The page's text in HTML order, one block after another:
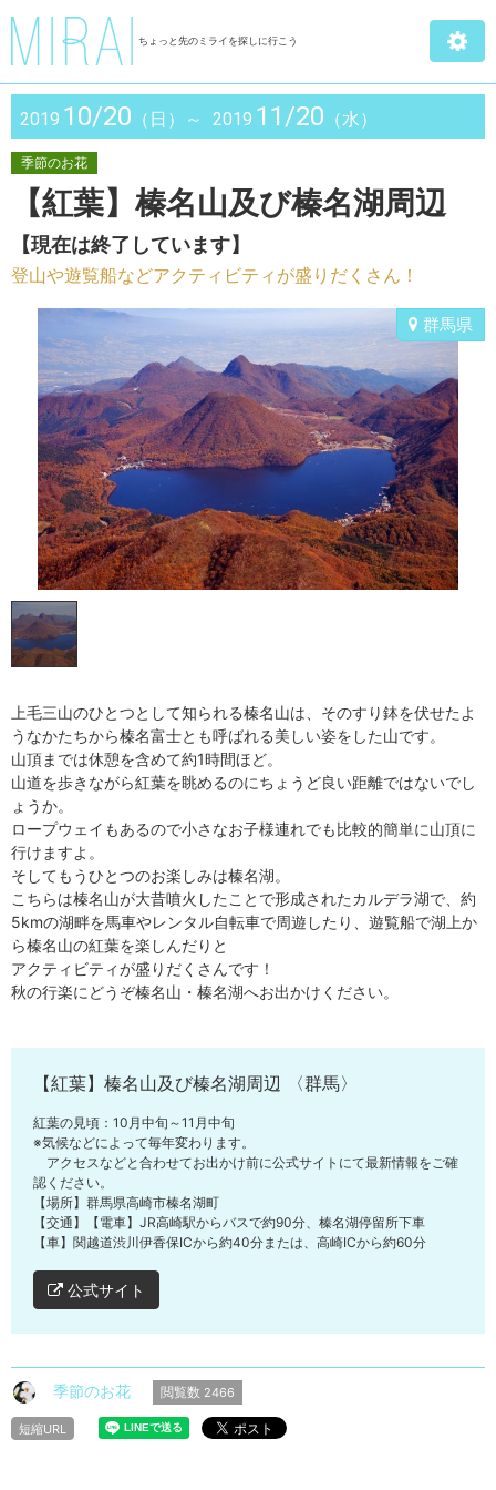
ちょっと先のミライを探しに行こう
2019 10/20 （日）～ 2019 11/20 （水）
季節のお花
【紅葉】榛名山及び榛名湖周辺
【現在は終了しています】
登山や遊覧船などアクティビティが盛りだくさん！
群馬県
上毛三山のひとつとして知られる榛名山は、そのすり鉢を伏せたよ
うなかたちから榛名富士とも呼ばれる美しい姿をした山です。
山頂までは休憩を含めて約1時間ほど。
山道を歩きながら紅葉を眺めるのにちょうど良い距離ではないでし
ょうか。
ロープウェイもあるので小さなお子様連れでも比較的簡単に山頂に
行けますよ。
そしてもうひとつのお楽しみは榛名湖。
こちらは榛名山が大昔噴火したことで形成されたカルデラ湖で、約
5kmの湖畔を馬車やレンタル自転車で周遊したり、遊覧船で湖上か
ら榛名山の紅葉を楽しんだりと
アクティビティが盛りだくさんです！
秋の行楽にどうぞ榛名山・榛名湖へお出かけください。
【紅葉】榛名山及び榛名湖周辺 〈群馬〉
紅葉の見頃：10月中旬～11月中旬
※気候などによって毎年変わります。
アクセスなどと合わせてお出かけ前に公式サイトにて最新情報をご確
認ください。
【場所】群馬県高崎市榛名湖町
【交通】【電車】JR高崎駅からバスで約90分、榛名湖停留所下車
【車】関越道渋川伊香保ICから約40分または、高崎ICから約60分
公式サイト
季節のお花 閲覧数 2466
短縮URL